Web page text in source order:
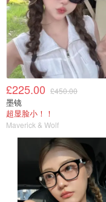
£225.00 £450.00
墨镜
超显脸小！！
Maverick & Wolf